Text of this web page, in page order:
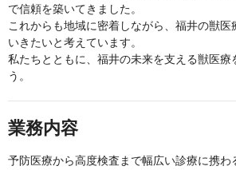
で信頼を築いてきました。
これからも地域に密着しながら、福井の獣医
いきたいと考えています。
私たちとともに、福井の未来を支える獣医療
う。
業務内容
予防医療から高度検査まで幅広い診療に携わ